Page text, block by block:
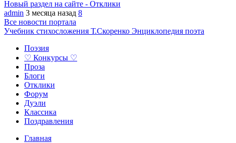
Новый раздел на сайте - Отклики
admin 3 месяца назад 8
Все новости портала
Учебник стихосложения Т.Скоренко Энциклопедия поэта
Поэзия
♡ Конкурсы ♡
Проза
Блоги
Отклики
Форум
Дуэли
Классика
Поздравления
Главная